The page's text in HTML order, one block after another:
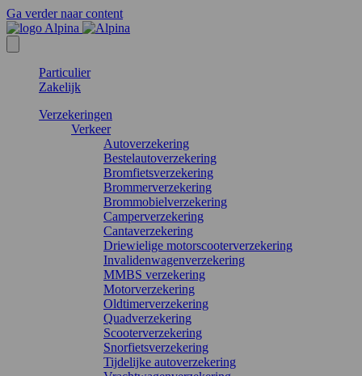
Ga verder naar content
Particulier
Zakelijk
Verzekeringen
Verkeer
Autoverzekering
Bestelautoverzekering
Bromfietsverzekering
Brommerverzekering
Brommobielverzekering
Camperverzekering
Cantaverzekering
Driewielige motorscooterverzekering
Invalidenwagenverzekering
MMBS verzekering
Motorverzekering
Oldtimerverzekering
Quadverzekering
Scooterverzekering
Snorfietsverzekering
Tijdelijke autoverzekering